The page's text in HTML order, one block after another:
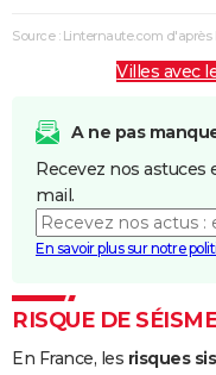
Source : Linternaute.com
Villes avec
A ne pas
Recevez nos
mail.
En savoir plus sur notre
RISQUE DE
En France, les risques